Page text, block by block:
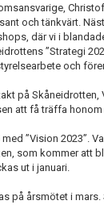
och tänkvärt.
där vi i
”Strategi
och
på
att få träffa
”Vision 2023”.
som kommer att
ut i januari.
på årsmötet i